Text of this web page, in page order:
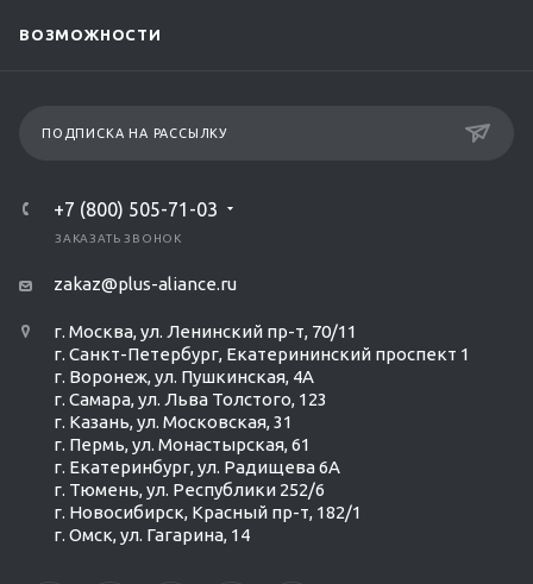
ВОЗМОЖНОСТИ
ПОДПИСКА НА РАССЫЛКУ
+7 (800) 505-71-03
ЗАКАЗАТЬ ЗВОНОК
zakaz@plus-aliance.ru
г. Москва, ул. Ленинский пр-т, 70/11
г. Санкт-Петербург, Екатерининский проспект 1
г. Воронеж, ул. Пушкинская, 4А
г. Самара, ул. Льва Толстого, 123
г. Казань, ул. Московская, 31
г. Пермь, ул. Монастырская, 61
г. Екатеринбург, ул. Радищева 6А
г. Тюмень, ул. Республики 252/6
г. Новосибирск, Красный пр-т, 182/1
г. Омск, ул. ​Гагарина, 14